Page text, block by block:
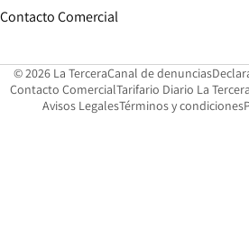
Contacto Comercial
© 2026 La TerceraCanal de denuncias
Contacto ComercialOpens in new window
Tarifario Diario La Tercera
Avisos LegalesOpens in new window
Términos y condiciones